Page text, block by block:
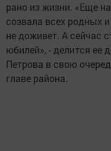
рано из жизни. «Еще
созвала всех родных
не доживет. А сейчас
юбилей», - делится ее
Петрова в свою
главе района.